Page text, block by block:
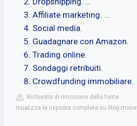
Affiliate marketing. ...
Social media.
Guadagnare con Amazon.
Trading online.
Sondaggi retribuiti.
Crowdfunding immobiliare.
Richiesta di rimozione della fonte
isualizza la risposta completa su